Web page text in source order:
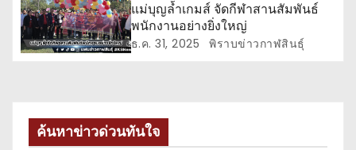
แม่บุญล้ำเกมส์ จัดกีฬาสานสัมพันธ์
พนักงานอย่างยิ่งใหญ่
ธ.ค. 31, 2025 พิราบข่าวกาฬสินธุ์
ค้นหาข่าวด่วนทันใจ